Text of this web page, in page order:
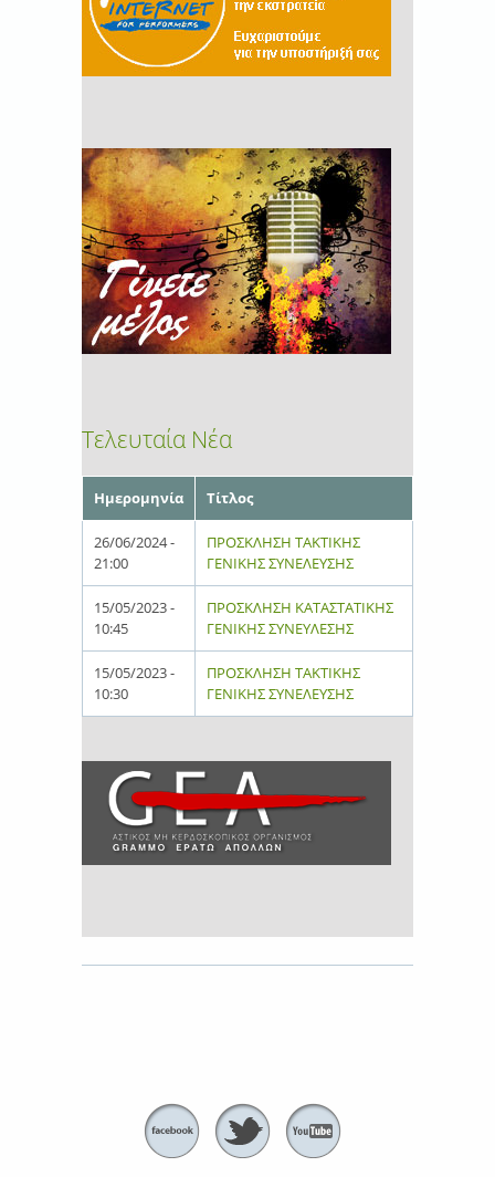
Τελευταία Νέα
Ημερομηνία Τίτλος
26/06/2024 -
21:00
ΠΡΟΣΚΛΗΣΗ ΤΑΚΤΙΚΗΣ
ΓΕΝΙΚΗΣ ΣΥΝΕΛΕΥΣΗΣ
15/05/2023 -
10:45
ΠΡΟΣΚΛΗΣΗ ΚΑΤΑΣΤΑΤΙΚΗΣ
ΓΕΝΙΚΗΣ ΣΥΝΕΥΛΕΣΗΣ
15/05/2023 -
10:30
ΠΡΟΣΚΛΗΣΗ ΤΑΚΤΙΚΗΣ
ΓΕΝΙΚΗΣ ΣΥΝΕΛΕΥΣΗΣ